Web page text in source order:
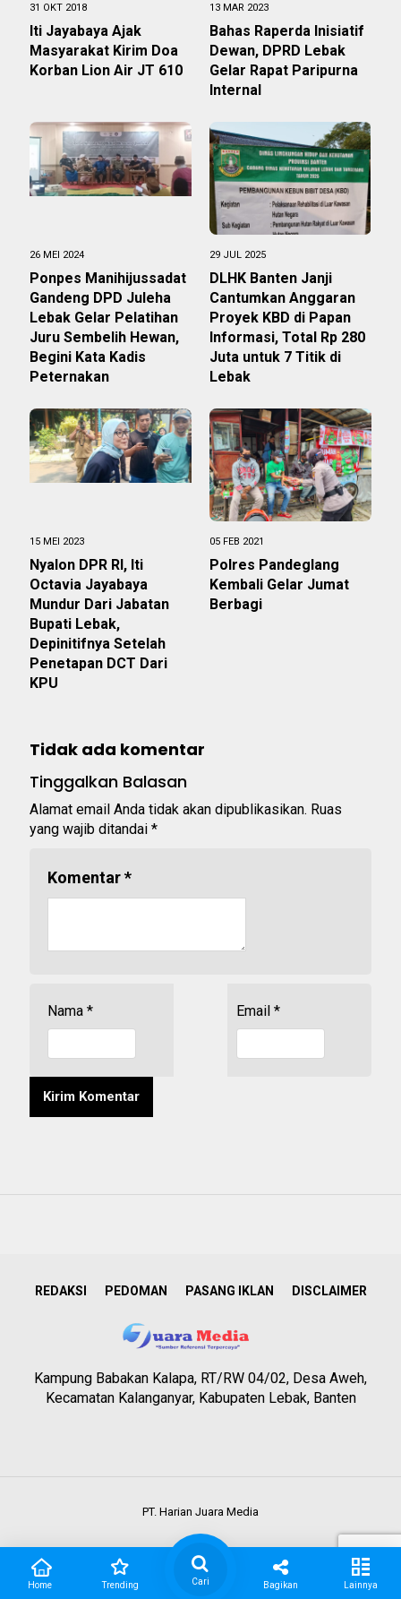
31 OKT 2018
Iti Jayabaya Ajak
Masyarakat Kirim Doa
Korban Lion Air JT 610
13 MAR 2023
Bahas Raperda Inisiatif
Dewan, DPRD Lebak
Gelar Rapat Paripurna
Internal
26 MEI 2024
Ponpes Manihijussadat
Gandeng DPD Juleha
Lebak Gelar Pelatihan
Juru Sembelih Hewan,
Begini Kata Kadis
Peternakan
29 JUL 2025
DLHK Banten Janji
Cantumkan Anggaran
Proyek KBD di Papan
Informasi, Total Rp 280
Juta untuk 7 Titik di
Lebak
15 MEI 2023
Nyalon DPR RI, Iti
Octavia Jayabaya
Mundur Dari Jabatan
Bupati Lebak,
Depinitifnya Setelah
Penetapan DCT Dari
KPU
05 FEB 2021
Polres Pandeglang
Kembali Gelar Jumat
Berbagi
Tidak ada komentar
Tinggalkan Balasan
Alamat email Anda tidak akan dipublikasikan. Ruas
yang wajib ditandai *
Komentar*
Nama * Email *
REDAKSI PEDOMAN PASANG IKLAN DISCLAIMER
Kampung Babakan Kalapa, RT/RW 04/02, Desa Aweh,
Kecamatan Kalanganyar, Kabupaten Lebak, Banten
PT. Harian Juara Media
Home Trending Cari Bagikan Lainnya